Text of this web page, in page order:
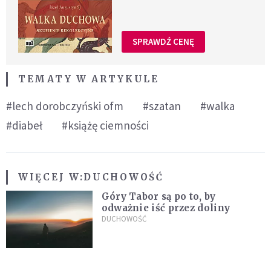
SPRAWDŹ CENĘ
TEMATY W ARTYKULE
#lech dorobczyński ofm #szatan
#walka
#diabeł
#książę ciemności
WIĘCEJ W:DUCHOWOŚĆ
Góry Tabor są po to, by
odważnie iść przez doliny
DUCHOWOŚĆ